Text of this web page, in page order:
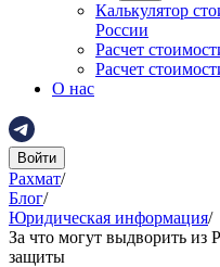
Калькулятор
России
Расчет
Расчет
О нас
Войти
Рахмат/
Блог/
Юридическая информация/
За что могут выдворить из
защиты